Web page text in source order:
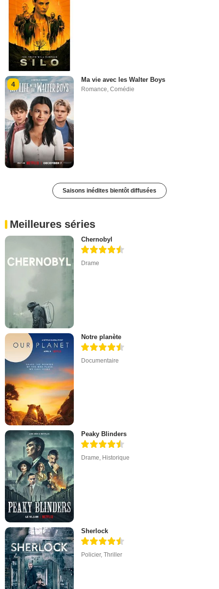
4
Ma vie avec les Walter Boys
Romance,Comédie
Saisons inédites bientôt diffusées
Meilleures séries
Chernobyl
Drame
Notre planète
Documentaire
Peaky Blinders
Drame, Historique
Sherlock
Policier,Thriller